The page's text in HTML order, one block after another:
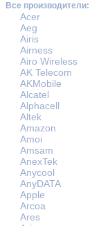
Все производители:
Acer
Aeg
Airis
Airness
Airo Wireless
AK Telecom
AKMobile
Alcatel
Alphacell
Altek
Amazon
Amoi
Amsam
AnexTek
Anycool
AnyDATA
Apple
Arcoa
Ares